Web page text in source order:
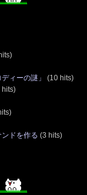
ィーの謎」
(10 hits)
hits)
ドを作る (3 hits)